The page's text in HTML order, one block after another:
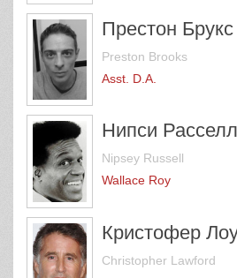
Престон Брукс
Preston Brooks
Asst. D.A.
Нипси Расселл
Nipsey Russell
Wallace Roy
Кристофер
Christopher Lawford